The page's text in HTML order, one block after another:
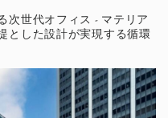
次世代オフィス - マテリア
とした設計が実現する循環